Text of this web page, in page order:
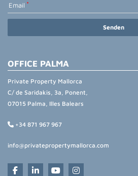
Email
Senden
OFFICE PALMA
Private Property Mallorca
C/ de Saridakis, 3a, Ponent,
07015 Palma, Illes Balears
+34 871 967 967
info@privatepropertymallorca.com